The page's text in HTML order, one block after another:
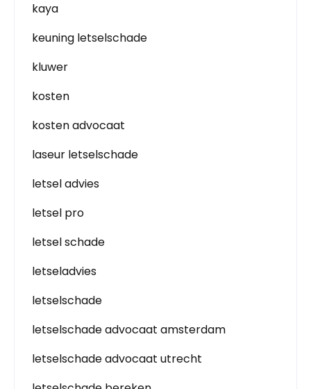
kaya
keuning letselschade
kluwer
kosten
kosten advocaat
laseur letselschade
letsel advies
letsel pro
letsel schade
letseladvies
letselschade
letselschade advocaat amsterdam
letselschade advocaat utrecht